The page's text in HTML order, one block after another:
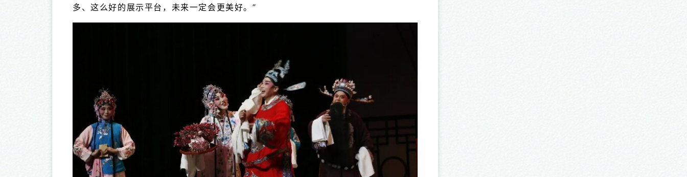
多、这么好的展示平台，未来一定会更美好。”